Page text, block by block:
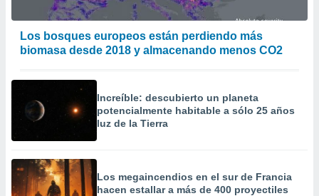
Los bosques europeos están perdiendo más
biomasa desde 2018 y almacenando menos CO2
Increíble: descubierto un planeta
potencialmente habitable a sólo 25 años
luz de la Tierra
Los megaincendios en el sur de Francia
hacen estallar a más de 400 proyectiles